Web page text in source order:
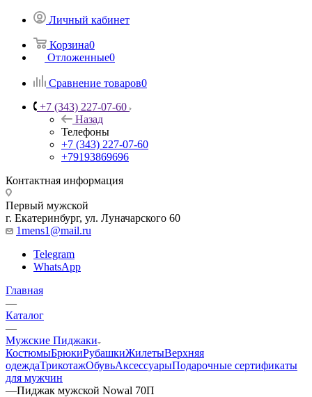
Личный кабинет
Корзина0
Отложенные0
Сравнение товаров0
+7 (343) 227-07-60
Назад
Телефоны
+7 (343) 227-07-60
+79193869696
Контактная информация
Первый мужской
г. Екатеринбург, ул. Луначарского 60
1mens1@mail.ru
Telegram
WhatsApp
Главная
—
Каталог
—
Мужские Пиджаки
КостюмыБрюкиРубашкиЖилетыВерхняя
одеждаТрикотажОбувьАксессуарыПодарочные сертификаты
для мужчин
—Пиджак мужской Nowal 70П